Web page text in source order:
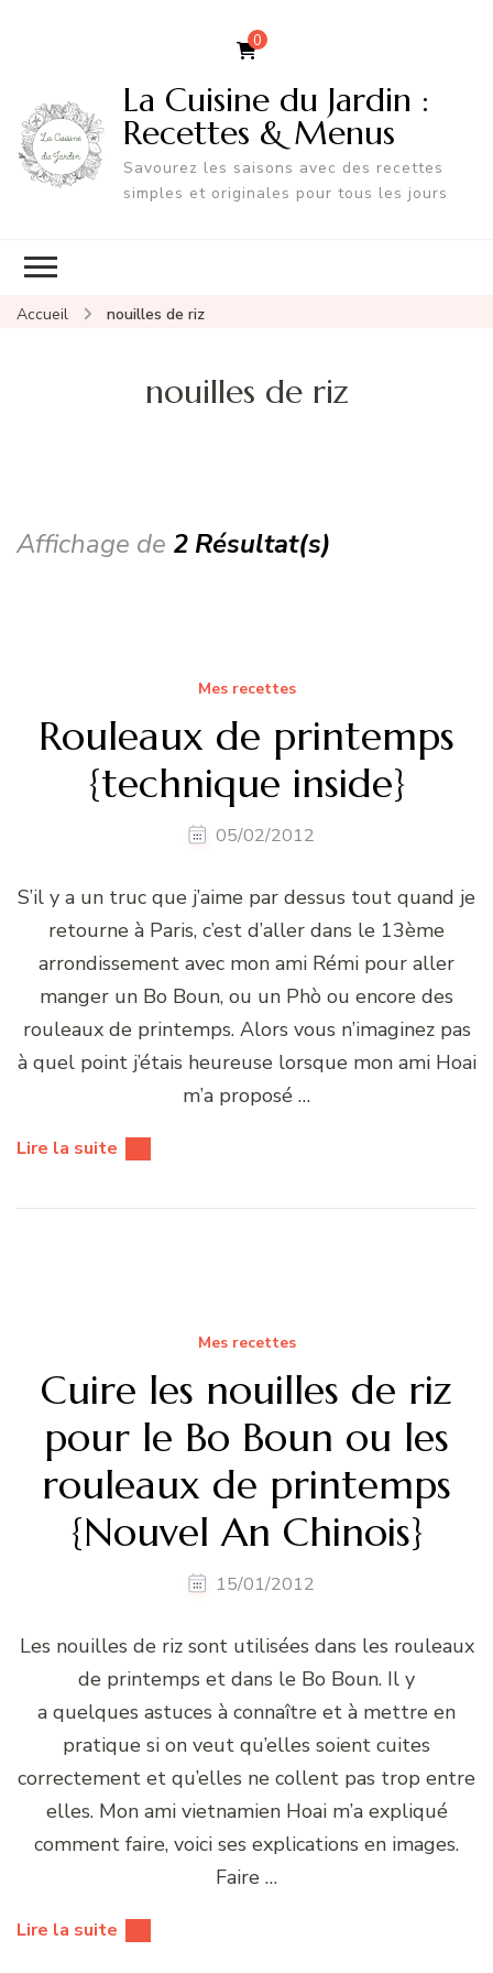
0
La Cuisine du Jardin :
Recettes & Menus
Savourez les saisons avec des recettes
simples et originales pour tous les jours
Accueil nouilles de riz
nouilles de riz
Affichage de 2 Résultat(s)
Mes recettes
Rouleaux de printemps
{technique inside}
05/02/2012
S’il y a un truc que j’aime par dessus tout quand je
retourne à Paris, c’est d’aller dans le 13ème
arrondissement avec mon ami Rémi pour aller
manger un Bo Boun, ou un Phò ou encore des
rouleaux de printemps. Alors vous n’imaginez pas
à quel point j’étais heureuse lorsque mon ami Hoai
m’a proposé …
Lire la suite
Mes recettes
Cuire les nouilles de riz
pour le Bo Boun ou les
rouleaux de printemps
{Nouvel An Chinois}
15/01/2012
Les nouilles de riz sont utilisées dans les rouleaux
de printemps et dans le Bo Boun. Il y
a quelques astuces à connaître et à mettre en
pratique si on veut qu’elles soient cuites
correctement et qu’elles ne collent pas trop entre
elles. Mon ami vietnamien Hoai m’a expliqué
comment faire, voici ses explications en images.
Faire …
Lire la suite